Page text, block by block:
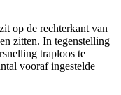
op de rechterkant van
zitten. In tegenstelling
traploos te
vooraf ingestelde